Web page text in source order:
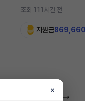
조회 11 1시간 전
지원금869,660
×